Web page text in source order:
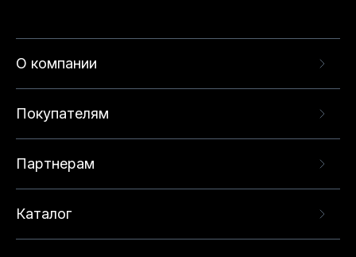
О компании
Покупателям
Партнерам
Каталог